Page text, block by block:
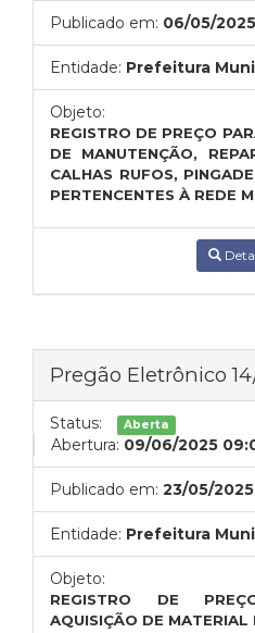
Publicado em: 06/05/2025
Entidade: Prefeitura
Objeto:
REGISTRO DE PREÇO
DE MANUTENÇÃO,
CALHAS RUFOS,
PERTENCENTES À REDE
Pregão Eletrônico
Status: Aberta
Abertura: 09/06/2025
Publicado em: 23/05/2025
Entidade: Prefeitura
Objeto:
REGISTRO DE
AQUISIÇÃO DE MATERIAL